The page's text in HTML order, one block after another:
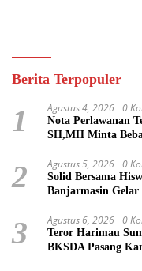
Berita Terpopuler
1 Agustus 4, 2026 0
Nota Perlawanan
SH,MH Minta
2 Agustus 5, 2026 0
Solid Bersama
Banjarmasin
3 Agustus 6, 2026 0
Teror Harimau
BKSDA Pasang